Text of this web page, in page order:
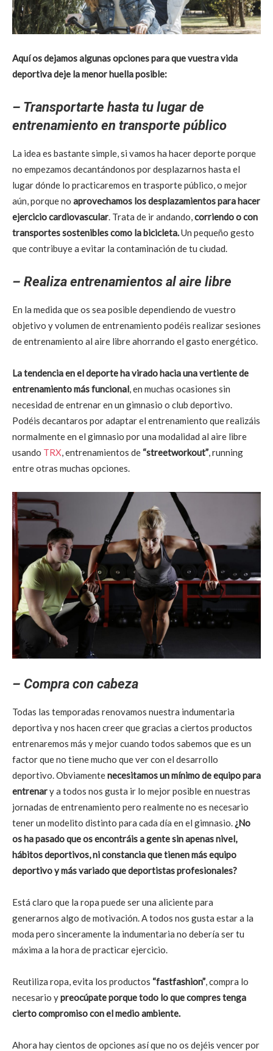
Aquí os dejamos algunas opciones para que vuestra vida
deportiva deje la menor huella posible:
– Transportarte hasta tu lugar de
entrenamiento en transporte público
La idea es bastante simple, si vamos ha hacer deporte porque
no empezamos decantándonos por desplazarnos hasta el
lugar dónde lo practicaremos en trasporte público, o mejor
aún, porque no aprovechamos los desplazamientos para hacer
ejercicio cardiovascular. Trata de ir andando,corriendo o con
transportes sostenibles como la bicicleta.Un pequeño gesto
que contribuye a evitar la contaminación de tu ciudad.
– Realiza entrenamientos al aire libre
En la medida que os sea posible dependiendo de vuestro
objetivo y volumen de entrenamiento podéis realizar sesiones
de entrenamiento al aire libre ahorrando el gasto energético.
La tendencia en el deporte ha virado hacia una vertiente de
entrenamiento más funcional, en muchas ocasiones sin
necesidad de entrenar en un gimnasio o club deportivo.
Podéis decantaros por adaptar el entrenamiento que realizáis
normalmente en el gimnasio por una modalidad al aire libre
usando TRX, entrenamientos de “streetworkout”, running
entre otras muchas opciones.
– Compra con cabeza
Todas las temporadas renovamos nuestra indumentaria
deportiva y nos hacen creer que gracias a ciertos productos
entrenaremos más y mejor cuando todos sabemos que es un
factor que no tiene mucho que ver con el desarrollo
deportivo. Obviamentenecesitamos un mínimo de equipo para
entrenary a todos nos gusta ir lo mejor posible en nuestras
jornadas de entrenamiento pero realmente no es necesario
tener un modelito distinto para cada día en el gimnasio. ¿No
os ha pasado que os encontráis a gente sin apenas nivel,
hábitos deportivos, ni constancia que tienen más equipo
deportivo y más variado que deportistas profesionales?
Está claro que la ropa puede ser una aliciente para
generarnos algo de motivación. A todos nos gusta estar a la
moda pero sinceramente la indumentaria no debería ser tu
máxima a la hora de practicar ejercicio.
Reutiliza ropa, evita los productos “fastfashion” , compra lo
necesario ypreocúpate porque todo lo que compres tenga
cierto compromiso con el medio ambiente.
Ahora hay cientos de opciones así que no os dejéis vencer por